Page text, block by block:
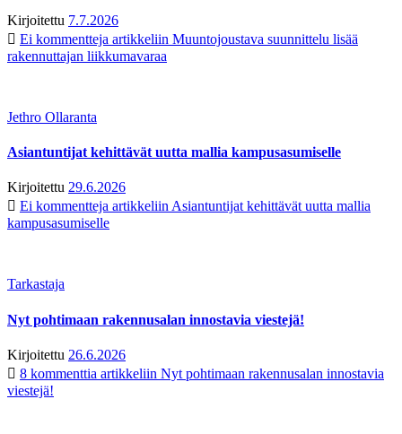
Kirjoitettu 7.7.2026
Ei kommentteja artikkeliin Muuntojoustava suunnittelu lisää
rakennuttajan liikkumavaraa
Jethro Ollaranta
Asiantuntijat kehittävät uutta mallia kampusasumiselle
Kirjoitettu 29.6.2026
Ei kommentteja artikkeliin Asiantuntijat kehittävät uutta mallia
kampusasumiselle
Tarkastaja
Nyt pohtimaan rakennusalan innostavia viestejä!
Kirjoitettu 26.6.2026
8 kommenttia artikkeliin Nyt pohtimaan rakennusalan innostavia
viestejä!